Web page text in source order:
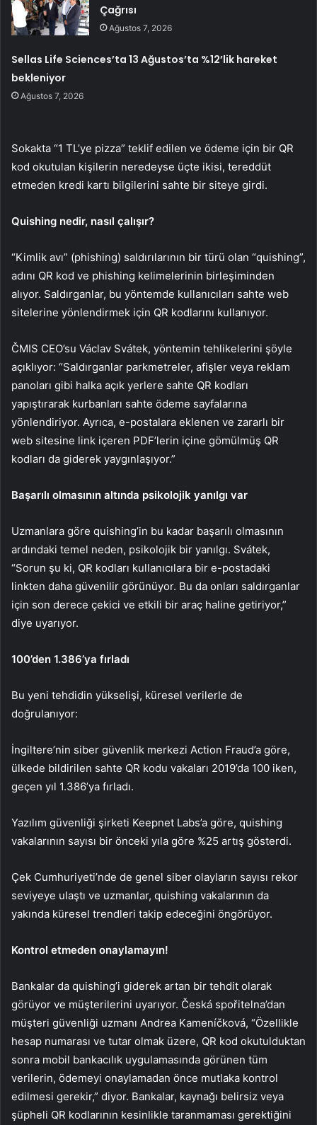
Çağrısı
Ağustos 7, 2026
Sellas Life Sciences’ta 13 Ağustos’ta %12’lik hareket
bekleniyor
Ağustos 7, 2026
Sokakta “1 TL’ye pizza” teklif edilen ve ödeme için bir QR
kod okutulan kişilerin neredeyse üçte ikisi, tereddüt
etmeden kredi kartı bilgilerini sahte bir siteye girdi.
Quishing nedir, nasıl çalışır?
“Kimlik avı” (phishing) saldırılarının bir türü olan “quishing”,
adını QR kod ve phishing kelimelerinin birleşiminden
alıyor. Saldırganlar, bu yöntemde kullanıcıları sahte web
sitelerine yönlendirmek için QR kodlarını kullanıyor.
ČMIS CEO’su Václav Svátek, yöntemin tehlikelerini şöyle
açıklıyor: “Saldırganlar parkmetreler, afişler veya reklam
panoları gibi halka açık yerlere sahte QR kodları
yapıştırarak kurbanları sahte ödeme sayfalarına
yönlendiriyor. Ayrıca, e-postalara eklenen ve zararlı bir
web sitesine link içeren PDF’lerin içine gömülmüş QR
kodları da giderek yaygınlaşıyor.”
Başarılı olmasının altında psikolojik yanılgı var
Uzmanlara göre quishing’in bu kadar başarılı olmasının
ardındaki temel neden, psikolojik bir yanılgı. Svátek,
“Sorun şu ki, QR kodları kullanıcılara bir e-postadaki
linkten daha güvenilir görünüyor. Bu da onları saldırganlar
için son derece çekici ve etkili bir araç haline getiriyor,”
diye uyarıyor.
100’den 1.386’ya fırladı
Bu yeni tehdidin yükselişi, küresel verilerle de
doğrulanıyor:
İngiltere’nin siber güvenlik merkezi Action Fraud’a göre,
ülkede bildirilen sahte QR kodu vakaları 2019’da 100 iken,
geçen yıl 1.386’ya fırladı.
Yazılım güvenliği şirketi Keepnet Labs’a göre, quishing
vakalarının sayısı bir önceki yıla göre %25 artış gösterdi.
Çek Cumhuriyeti’nde de genel siber olayların sayısı rekor
seviyeye ulaştı ve uzmanlar, quishing vakalarının da
yakında küresel trendleri takip edeceğini öngörüyor.
Kontrol etmeden onaylamayın!
Bankalar da quishing’i giderek artan bir tehdit olarak
görüyor ve müşterilerini uyarıyor. Česká spořitelna’dan
müşteri güvenliği uzmanı Andrea Kameníčková, “Özellikle
hesap numarası ve tutar olmak üzere, QR kod okutulduktan
sonra mobil bankacılık uygulamasında görünen tüm
verilerin, ödemeyi onaylamadan önce mutlaka kontrol
edilmesi gerekir,” diyor. Bankalar, kaynağı belirsiz veya
şüpheli QR kodlarının kesinlikle taranmaması gerektiğini